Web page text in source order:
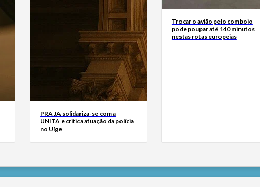
PRA JA solidariza-se com a
UNITA e critica atuação da polícia
no Uíge
Trocar o avião pelo comboio
pode poupar até 140 minutos
nestas rotas europeias